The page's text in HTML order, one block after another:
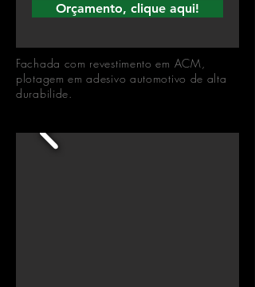
Orçamento, clique aqui!
Fachada com revestimento em ACM,
plotagem em adesivo automotivo de alta
durabilide.